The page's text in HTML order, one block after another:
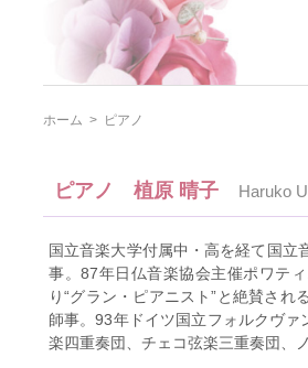
ホーム > ピアノ
ピアノ 植原 晴子 Haruko
国立音楽大学付属中・高を経て国立
事。87年日仏音楽協会主催ポワテ
り“グラン・ピアニスト”と絶賛さ
師事。93年ドイツ国立フォルクヴ
楽四重奏団、チェコ弦楽三重奏団、